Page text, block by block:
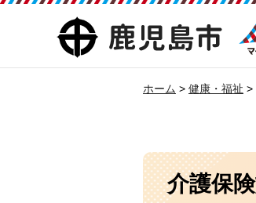
鹿児島市
マ
鹿
ホーム > 健康・福祉 >
介護保